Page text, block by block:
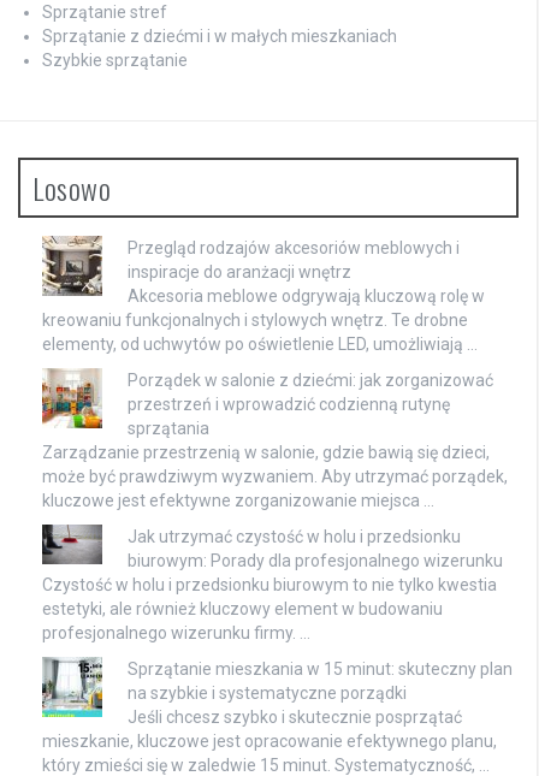
Sprzątanie stref
Sprzątanie z dziećmi i w małych mieszkaniach
Szybkie sprzątanie
Losowo
Przegląd rodzajów akcesoriów meblowych i
inspiracje do aranżacji wnętrz
Akcesoria meblowe odgrywają kluczową rolę w
kreowaniu funkcjonalnych i stylowych wnętrz. Te drobne
elementy, od uchwytów po oświetlenie LED, umożliwiają …
Porządek w salonie z dziećmi: jak zorganizować
przestrzeń i wprowadzić codzienną rutynę
sprzątania
Zarządzanie przestrzenią w salonie, gdzie bawią się dzieci,
może być prawdziwym wyzwaniem. Aby utrzymać porządek,
kluczowe jest efektywne zorganizowanie miejsca …
Jak utrzymać czystość w holu i przedsionku
biurowym: Porady dla profesjonalnego wizerunku
Czystość w holu i przedsionku biurowym to nie tylko kwestia
estetyki, ale również kluczowy element w budowaniu
profesjonalnego wizerunku firmy. …
Sprzątanie mieszkania w 15 minut: skuteczny plan
na szybkie i systematyczne porządki
Jeśli chcesz szybko i skutecznie posprzątać
mieszkanie, kluczowe jest opracowanie efektywnego planu,
który zmieści się w zaledwie 15 minut. Systematyczność, …